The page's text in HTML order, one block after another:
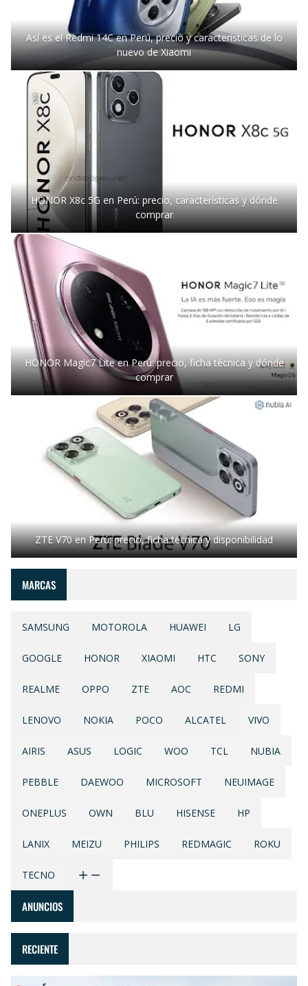
Así es el Redmi 14C en Perú, precio y características de lo
nuevo de Xiaomi
HONOR X8c 5G en Perú: precio, características y dónde
comprar
HONOR Magic7 Lite en Perú: precio, ficha técnica y dónde
comprar
ZTE V70 en Perú: precio, ficha técnica y disponibilidad
MARCAS
SAMSUNG MOTOROLA HUAWEI LG
GOOGLE HONOR XIAOMI HTC SONY
REALME OPPO ZTE AOC REDMI
LENOVO NOKIA POCO ALCATEL VIVO
AIRIS ASUS LOGIC WOO TCL NUBIA
PEBBLE DAEWOO MICROSOFT NEUIMAGE
ONEPLUS OWN BLU HISENSE HP
LANIX MEIZU PHILIPS REDMAGIC ROKU
TECNO
ANUNCIOS
RECIENTE